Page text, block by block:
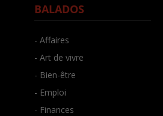
BALADOS
- Affaires
- Art de vivre
- Bien-être
- Emploi
- Finances